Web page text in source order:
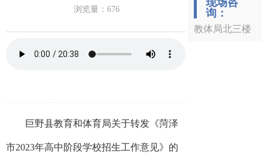
浏览量：676
巨野县教育和体育局关于转发《菏泽
市2023年高中阶段学校招生工作意见》的
现场咨
询：
教体局北三楼